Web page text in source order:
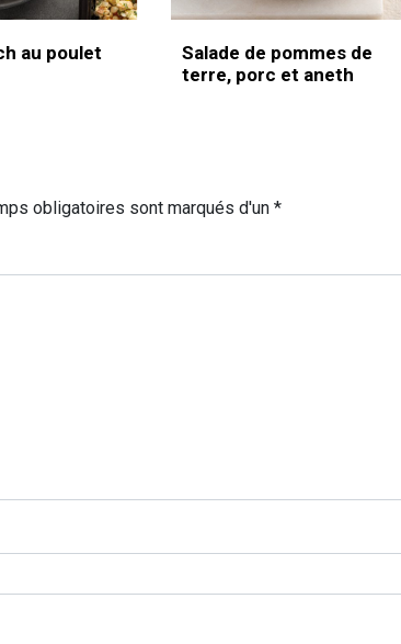
au poulet
Salade de pommes de
terre, porc et aneth
obligatoires sont marqués d'un *